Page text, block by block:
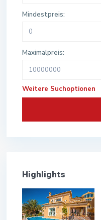
Mindestpreis:
Maximalpreis:
Weitere Suchoptionen
Highlights